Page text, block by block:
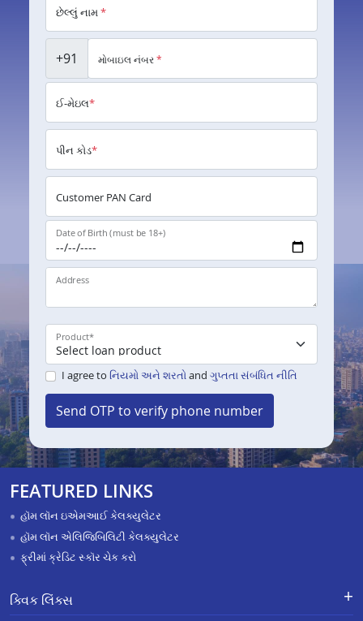
છેલ્લું નામ*
+91 મોબાઇલ નંબર*
ઈ-મેઇલ*
પીન કોડ*
Customer PAN Card
Date of Birth (must be 18+)
Address
Product*
I agree to નિયમો અને શરતોand ગુપ્તતા સંબંધિત નીતિ
Send OTP to verify phone number
FEATURED LINKS
હૉમ લૉન ઇએમઆઈ કેલક્યુલેટર
હૉમ લૉન એલિજિબિલિટી કેલક્યુલેટર
ફ્રીમાં ક્રેડિટ સ્કૉર ચેક કરો
ક્વિક લિંક્સ